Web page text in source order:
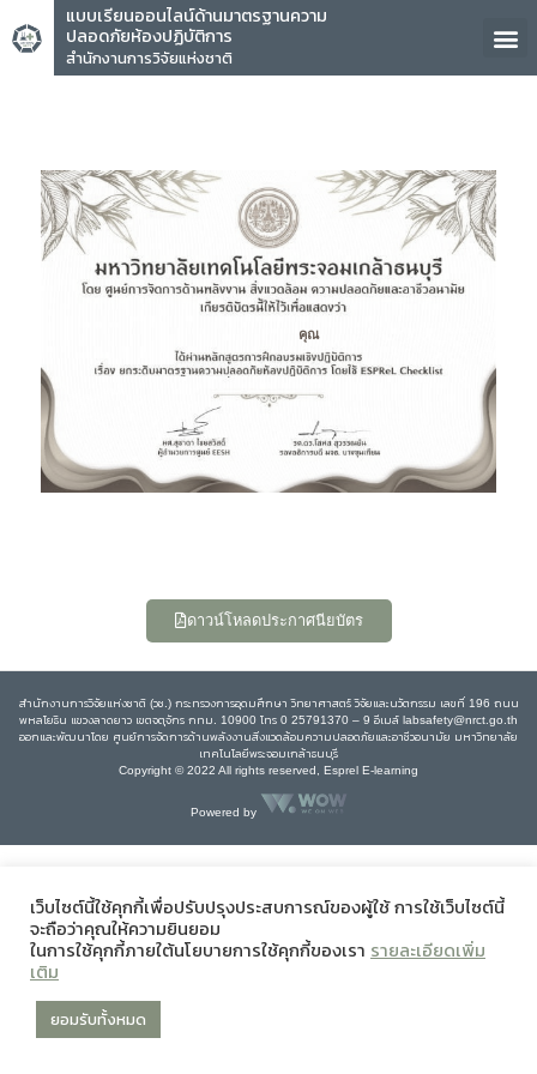
แบบเรียนออนไลน์ด้านมาตรฐานความ
ปลอดภัยห้องปฏิบัติการ
สำนักงานการวิจัยแห่งชาติ
คุณ
ดาวน์โหลดประกาศนียบัตร
สำนักงานการวิจัยแห่งชาติ (วช.) กระทรวงการอุดมศึกษา วิทยาศาสตร์ วิจัยและนวัตกรรม เลขที่ 196 ถนน
พหลโยธิน แขวงลาดยาว เขตจตุจักร กทม. 10900 โทร 0 25791370 – 9 อีเมล์ labsafety@nrct.go.th
ออกและพัฒนาโดย ศูนย์การจัดการด้านพลังงานสิ่งแวดล้อมความปลอดภัยและอาชีวอนามัย มหาวิทยาลัย
เทคโนโลยีพระจอมเกล้าธนบุรี
Copyright © 2022 All rights reserved, Esprel E-learning
Powered by
เว็บไซต์นี้ใช้คุกกี้เพื่อปรับปรุงประสบการณ์ของผู้ใช้ การใช้เว็บไซต์นี้
จะถือว่าคุณให้ความยินยอม
ในการใช้คุกกี้ภายใต้นโยบายการใช้คุกกี้ของเรา รายละเอียดเพิ่ม
เติม
ยอมรับทั้งหมด